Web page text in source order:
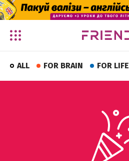
ALL FOR BRAIN FOR LIFE